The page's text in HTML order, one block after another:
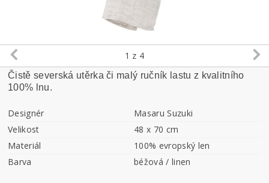
1 z 4
Čistě severská utěrka či malý ručník lastu z kvalitního
100% lnu.
Designér
Masaru Suzuki
Velikost
48 x 70 cm
Materiál
100% evropský len
Barva
béžová / linen